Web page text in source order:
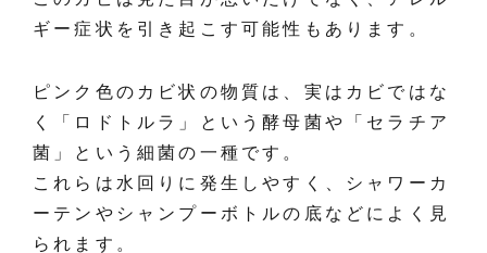
ギー症状を引き起こす可能性もあります。
ピンク色のカビ状の物質は、実はカビではな
く「ロドトルラ」という酵母菌や「セラチア
菌」という細菌の一種です。
これらは水回りに発生しやすく、シャワーカ
ーテンやシャンプーボトルの底などによく見
られます。